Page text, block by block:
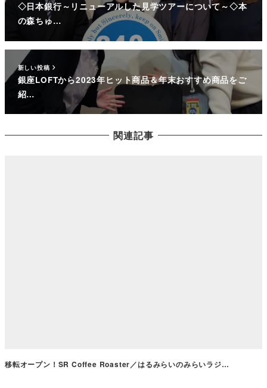
◇日本銀行～リニューアルした見学ツアーについて～◇本
の森ちゅ…
新しい投稿
銀座LOFTから2023年ヒット商品＆年末おすすめ商品をご
紹…
関連記事
移転オープン！SR Coffee Roaster／はるみらいのみらいラジ…